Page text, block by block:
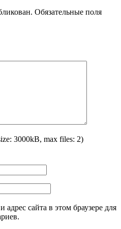
Обязательные поля
3000kB, max files: 2)
сайта в этом браузере для